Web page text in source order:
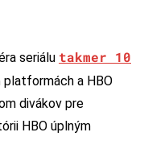
seriálu takmer 10
platformách a HBO
divákov pre
HBO úplným